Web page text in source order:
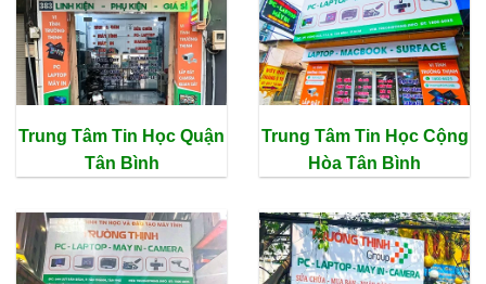
Trung Tâm Tin Học Quận
Tân Bình
Trung Tâm Tin Học Cộng
Hòa Tân Bình